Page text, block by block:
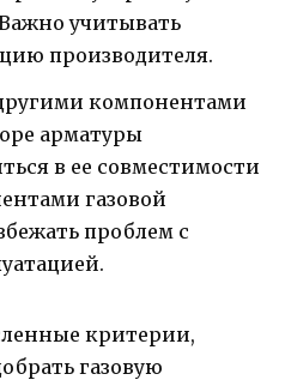
учитывать
производителя.
компонентами
арматуры
в ее совместимости
газовой
проблем с
критерии,
газовую